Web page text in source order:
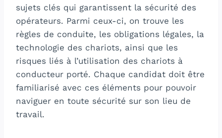
sujets clés qui garantissent la sécurité des
opérateurs. Parmi ceux-ci, on trouve les
règles de conduite, les obligations légales, la
technologie des chariots, ainsi que les
risques liés à l’utilisation des chariots à
conducteur porté. Chaque candidat doit être
familiarisé avec ces éléments pour pouvoir
naviguer en toute sécurité sur son lieu de
travail.